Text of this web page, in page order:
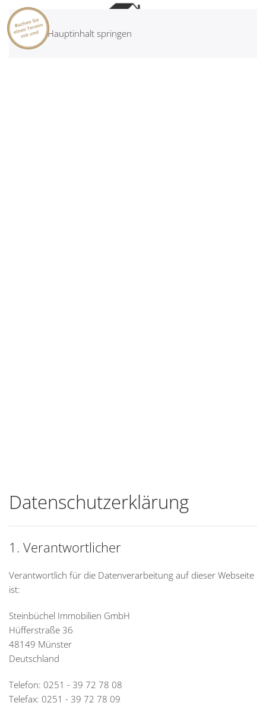
Zum Hauptinhalt springen
Datenschutzerklärung
1. Verantwortlicher
Verantwortlich für die Datenverarbeitung auf dieser Webseite
ist:
Steinbüchel Immobilien GmbH
Hüfferstraße 36
48149 Münster
Deutschland
Telefon: 0251 - 39 72 78 08
Telefax: 0251 - 39 72 78 09